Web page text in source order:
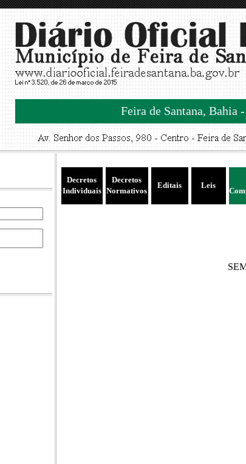
Feira de Santana, Bahia
Decretos
Individuais
Decretos
Normativos
Editais Leis